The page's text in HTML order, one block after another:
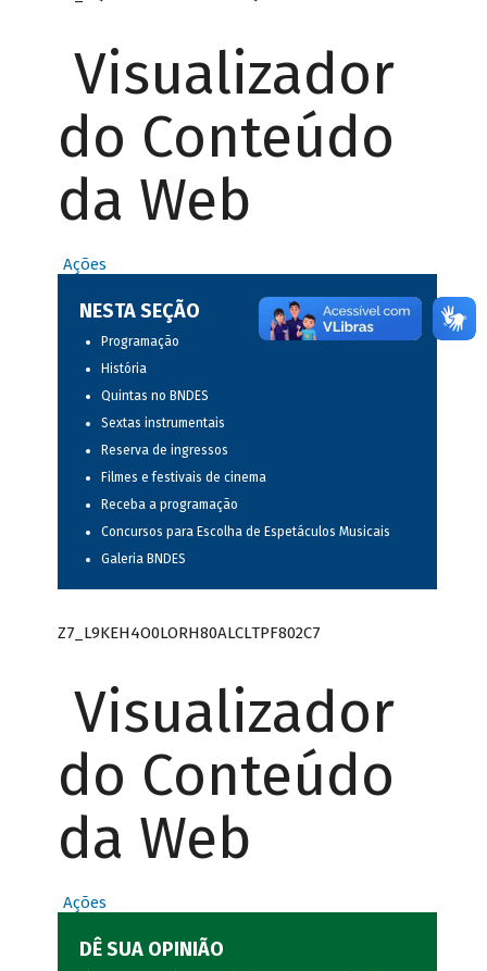
Visualizador
do Conteúdo
da Web
Ações
NESTA SEÇÃO
Programação
História
Quintas no BNDES
Sextas instrumentais
Reserva de ingressos
Filmes e festivais de cinema
Receba a programação
Concursos para Escolha de Espetáculos Musicais
Galeria BNDES
Z7_L9KEH4O0LORH80ALCLTPF802C7
Visualizador
do Conteúdo
da Web
Ações
DÊ SUA OPINIÃO